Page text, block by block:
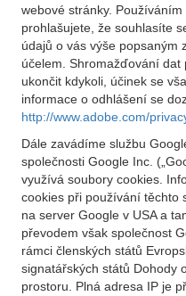
webové stránky.
prohlašujete, že souhlasíte
údajů o vás výše popsaným
účelem. Shromažďování dat
ukončit kdykoli, účinek se
informace o odhlášení se
http://www.adobe.com/
Dále zavádíme službu
společnosti Google Inc.
využívá soubory cookies.
cookies při používání těchto
na server Google v USA a
převodem však společnost
rámci členských států
signatářských států Dohody
prostoru. Plná adresa IP je